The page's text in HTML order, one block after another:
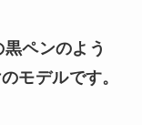
ペンのよう
モデルです。